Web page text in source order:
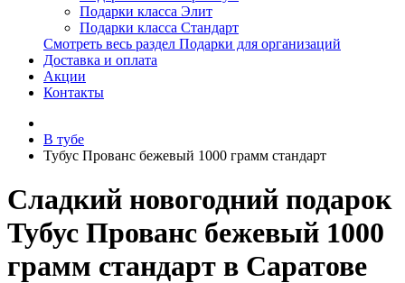
Подарки класса Элит
Подарки класса Стандарт
Смотреть весь раздел Подарки для организаций
Доставка и оплата
Акции
Контакты
В тубе
Тубус Прованс бежевый 1000 грамм стандарт
Сладкий новогодний подарок
Тубус Прованс бежевый 1000
грамм стандарт в Саратове